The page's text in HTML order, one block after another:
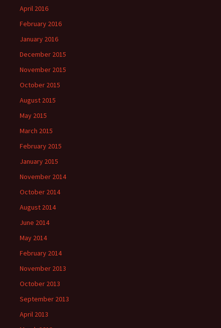
April 2016
February 2016
January 2016
December 2015
November 2015
October 2015
August 2015
May 2015
March 2015
February 2015
January 2015
November 2014
October 2014
August 2014
June 2014
May 2014
February 2014
November 2013
October 2013
September 2013
April 2013